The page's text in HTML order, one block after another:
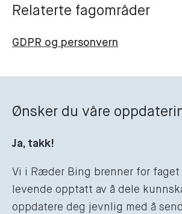
Relaterte fagområder
GDPR og personvern
Ønsker du våre
Ja, takk!
Vi i Ræder Bing brenner for faget
levende opptatt av å dele
oppdatere deg jevnlig med å